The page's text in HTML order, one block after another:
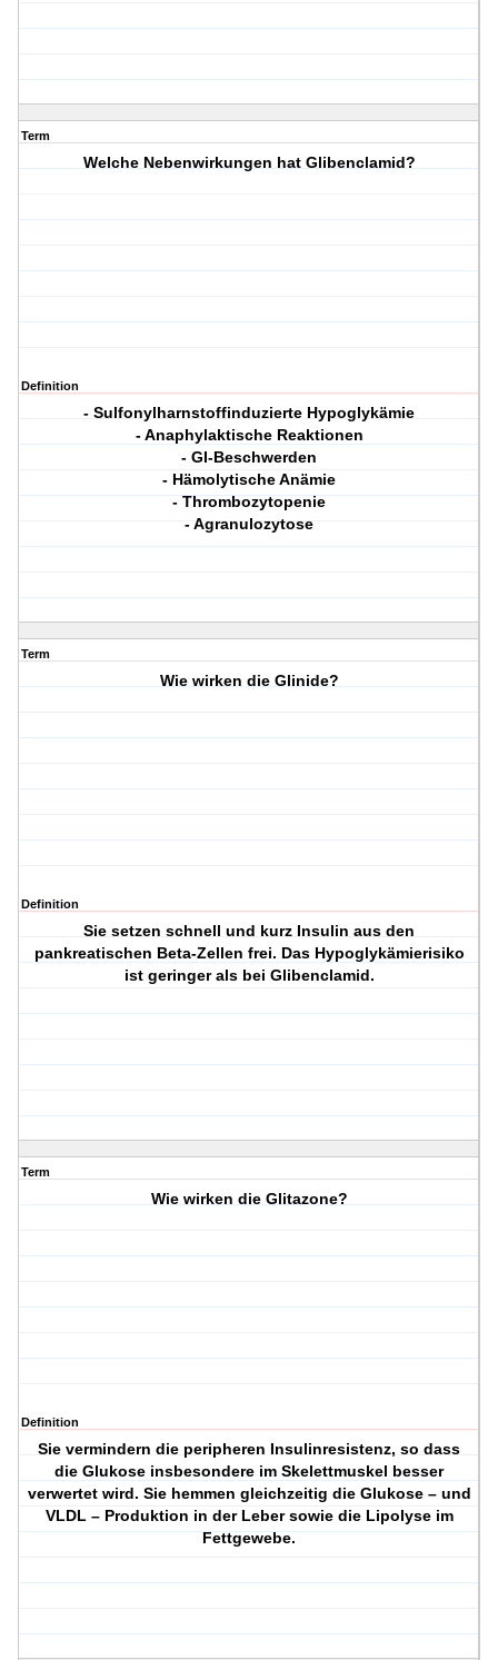
Term
Welche Nebenwirkungen hat Glibenclamid?
Definition
- Sulfonylharnstoffinduzierte Hypoglykämie
- Anaphylaktische Reaktionen
- GI-Beschwerden
- Hämolytische Anämie
- Thrombozytopenie
- Agranulozytose
Term
Wie wirken die Glinide?
Definition
Sie setzen schnell und kurz Insulin aus den
pankreatischen Beta-Zellen frei. Das Hypoglykämierisiko
ist geringer als bei Glibenclamid.
Term
Wie wirken die Glitazone?
Definition
Sie vermindern die peripheren Insulinresistenz, so dass
die Glukose insbesondere im Skelettmuskel besser
verwertet wird. Sie hemmen gleichzeitig die Glukose – und
VLDL – Produktion in der Leber sowie die Lipolyse im
Fettgewebe.